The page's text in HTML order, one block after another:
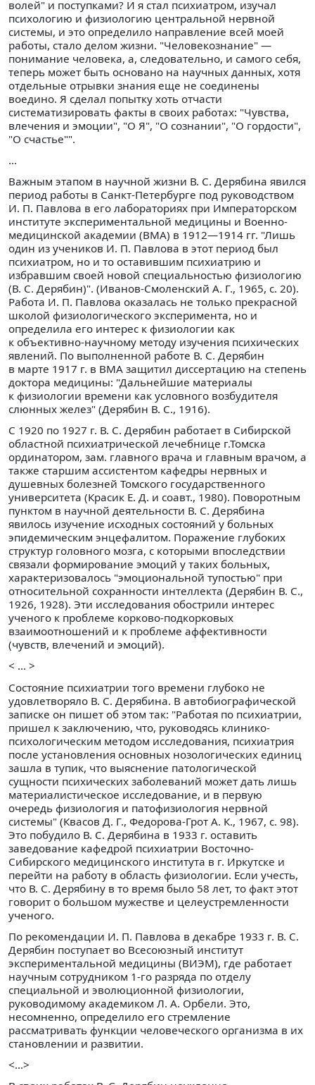
волей" и поступками? И я стал психиатром, изучал
психологию и физиологию центральной нервной
системы, и это определило направление всей моей
работы, стало делом жизни. "Человекознание" —
понимание человека, а, следовательно, и самого себя,
теперь может быть основано на научных данных, хотя
отдельные отрывки знания еще не соединены
воедино. Я сделал попытку хоть отчасти
систематизировать факты в своих работах: "Чувства,
влечения и эмоции", "О Я", "О сознании", "О гордости",
"О счастье"".
...
Важным этапом в научной жизни В. С. Дерябина явился
период работы в Санкт-Петербурге под руководством
И. П. Павлова в его лабораториях при Императорском
институте экспериментальной медицины и Военно-
медицинской академии (ВМА) в 1912—1914 гг. "Лишь
один из учеников И. П. Павлова в этот период был
психиатром, но и то оставившим психиатрию и
избравшим своей новой специальностью физиологию
(В. С. Дерябин)". (Иванов-Смоленский А. Г., 1965, с. 20).
Работа И. П. Павлова оказалась не только прекрасной
школой физиологического эксперимента, но и
определила его интерес к физиологии как
к объективно-научному методу изучения психических
явлений. По выполненной работе В. С. Дерябин
в марте 1917 г. в ВМА защитил диссертацию на степень
доктора медицины: "Дальнейшие материалы
к физиологии времени как условного возбудителя
слюнных желез" (Дерябин В. С., 1916).
С 1920 по 1927 г. В. С. Дерябин работает в Сибирской
областной психиатрической лечебнице г.Томска
ординатором, зам. главного врача и главным врачом, а
также старшим ассистентом кафедры нервных и
душевных болезней Томского государственного
университета (Красик Е. Д. и соавт., 1980). Поворотным
пунктом в научной деятельности В. С. Дерябина
явилось изучение исходных состояний у больных
эпидемическим энцефалитом. Поражение глубоких
структур головного мозга, с которыми впоследствии
связали формирование эмоций у таких больных,
характеризовалось "эмоциональной тупостью" при
относительной сохранности интеллекта (Дерябин В. С.,
1926, 1928). Эти исследования обострили интерес
ученого к проблеме корково-подкорковых
взаимоотношений и к проблеме аффективности
(чувств, влечений и эмоций).
< ... >
Состояние психиатрии того времени глубоко не
удовлетворяло В. С. Дерябина. В автобиографической
записке он пишет об этом так: "Работая по психиатрии,
пришел к заключению, что, руководясь клинико-
психологическим методом исследования, психиатрия
после установления основных нозологических единиц
зашла в тупик, что выяснение патологической
сущности психических заболеваний может дать лишь
материалистическое исследование, и в первую
очередь физиология и патофизиология нервной
системы" (Квасов Д. Г., Федорова-Грот А. К., 1967, с. 98).
Это побудило В. С. Дерябина в 1933 г. оставить
заведование кафедрой психиатрии Восточно-
Сибирского медицинского института в г. Иркутске и
перейти на работу в область физиологии. Если учесть,
что В. С. Дерябину в то время было 58 лет, то факт этот
говорит о большом мужестве и целеустремленности
ученого.
По рекомендации И. П. Павлова в декабре 1933 г. В. С.
Дерябин поступает во Всесоюзный институт
экспериментальной медицины (ВИЭМ), где работает
научным сотрудником 1-го разряда по отделу
специальной и эволюционной физиологии,
руководимому академиком Л. А. Орбели. Это,
несомненно, определило его стремление
рассматривать функции человеческого организма в их
становлении и развитии.
<...>